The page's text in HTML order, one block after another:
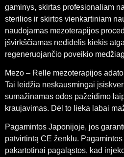
gaminys, skirtas profesionaliam
sterilios ir skirtos vienkartiniam
naudojamas mezoterapijos
įšvirkščiamas nedidelis kiekis
regeneruojančio poveikio
Mezo – Relle mezoterapijos
Tai leidžia neskausmingai
sumažinamas odos pažeidimo
kraujavimas. Dėl to lieka labai
Pagamintos Japonijoje, jos
patvirtintą CE ženklu.
pakartotinai pagaląstos, kad